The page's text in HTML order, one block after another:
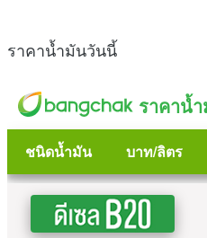
ราคาน้ำมันวันนี้